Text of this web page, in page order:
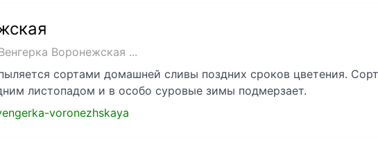
Воронежская ...
сортами домашней сливы поздних сроков цветения.
листопадом и в особо суровые зимы подмерзает.
voronezhskaya